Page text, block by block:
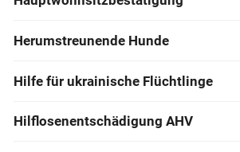
Herumstreunende Hunde
Hilfe für ukrainische Flüchtlinge
Hilflosenentschädigung AHV